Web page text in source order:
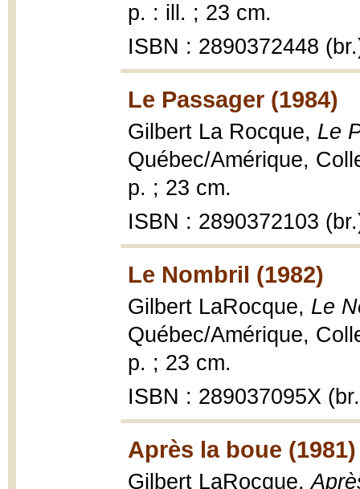
p. : ill. ; 23 cm.
ISBN : 2890372448
Le Passager (1984)
Gilbert La Rocque, Le
Québec/Amérique,
p. ; 23 cm.
ISBN : 2890372103
Le Nombril (1982)
Gilbert LaRocque, Le
Québec/Amérique,
p. ; 23 cm.
ISBN : 289037095X
Après la boue (1981)
Gilbert LaRocque,